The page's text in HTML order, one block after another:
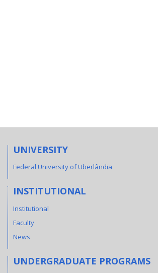
UNIVERSITY
Federal University of Uberlândia
INSTITUTIONAL
Institutional
Faculty
News
UNDERGRADUATE PROGRAMS